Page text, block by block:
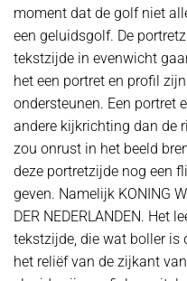
moment dat de golf niet
een geluidsgolf. De
tekstzijde in evenwicht
het een portret en profil
ondersteunen. Een portret
andere kijkrichting dan de
zou onrust in het beeld
deze portretzijde nog een
geven. Namelijk KONING
DER NEDERLANDEN. Het
tekstzijde, die wat boller is
het reliëf van de zijkant